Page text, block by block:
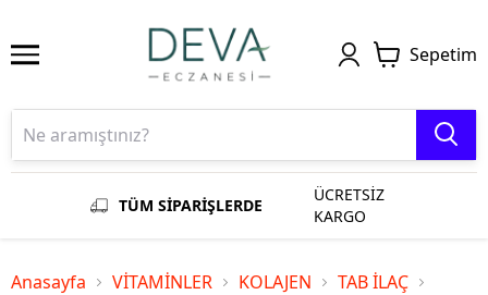
Sepetim
TÜM SİPARİŞLERDE
ÜCRETSİZ
KARGO
Anasayfa VİTAMİNLER KOLAJEN
TAB İLAÇ